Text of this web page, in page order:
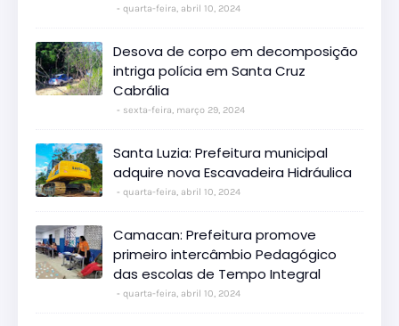
quarta-feira, abril 10, 2024
Desova de corpo em decomposição
intriga polícia em Santa Cruz
Cabrália
sexta-feira, março 29, 2024
Santa Luzia: Prefeitura municipal
adquire nova Escavadeira Hidráulica
quarta-feira, abril 10, 2024
Camacan: Prefeitura promove
primeiro intercâmbio Pedagógico
das escolas de Tempo Integral
quarta-feira, abril 10, 2024